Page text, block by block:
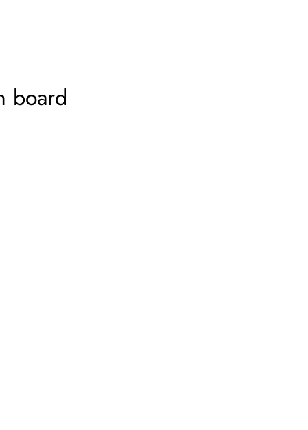
board